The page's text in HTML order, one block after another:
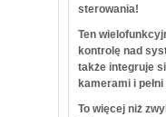
sterowania!
Ten
kontrolę nad
także integruje
kamerami i
To więcej niż